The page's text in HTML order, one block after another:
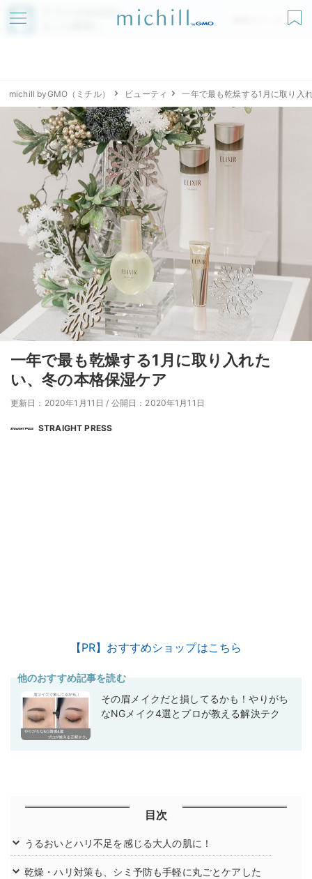
アプリでmichillが
無料ダウンロード
michill byGMO（ミチル） ビューティ 一年で最も乾燥する1月に取り入
一年で最も乾燥する1月に取り入れた
い、冬の本格保湿ケア
更新日：2020年1月11日 / 公開日：2020年1月11日
STRAIGHT PRESS
【PR】おすすめショップはこちら
他のおすすめ記事を読む
その眉メイクだと損してるかも！やりがち
なNGメイク4選とプロが教える解決テク
目次
うるおいとハリ不足を感じる大人の肌に！
乾燥・ハリ対策も、シミ予防も手軽に丸ごとケアした